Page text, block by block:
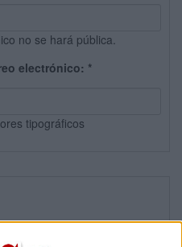
no se hará pública.
electrónico: *
tipográficos